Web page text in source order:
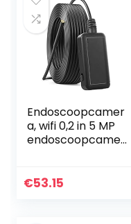
Endoscoopcamer
a, wifi 0,2 in 5 MP
endoscoopcamer
industriële
€53.15